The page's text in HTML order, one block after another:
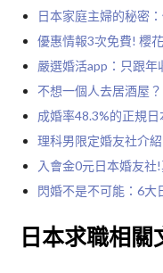
日本家庭主婦的秘密
優惠情報3次免費! 櫻
嚴選婚活app：只跟年
不想一個人去居酒屋
成婚率48.3%的正規日
理科男限定婚友社介紹
入會金0元日本婚友社
閃婚不是不可能：6大
日本求職相關